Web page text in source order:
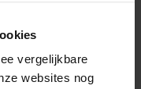
vergelijkbare
websites nog